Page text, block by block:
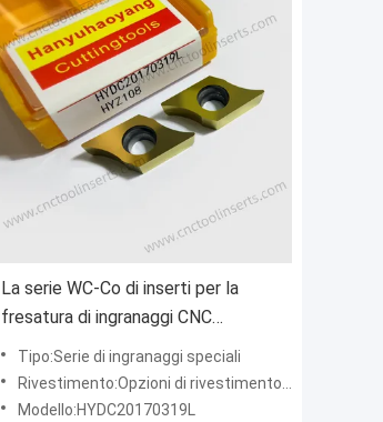
La serie WC-Co di inserti per la
fresatura di ingranaggi CNC
professionale con rivestimento
PVD HYDC20170319L(R) HYB208,
applicabile a tutti i materiali difficili
Tipo:Serie di ingranaggi speciali
Rivestimento:Opzioni di rivestimento su misura per il materiale del pezzo da lavorare
Modello:HYDC20170319L